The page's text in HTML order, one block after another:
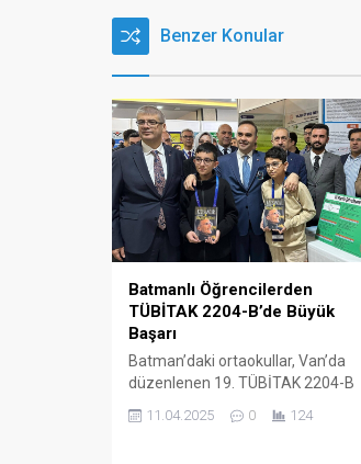
Benzer Konular
Batmanlı Öğrencilerden
TÜBİTAK 2204-B’de Büyük
Başarı
Batman’daki ortaokullar, Van’da
düzenlenen 19. TÜBİTAK 2204-B
Projeleri Yarışması Bölge Finali'nde
11.04.2025 0 124